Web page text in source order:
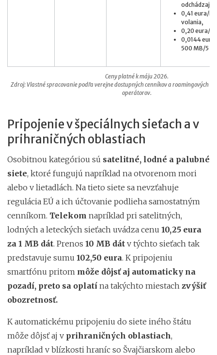
Ceny platné k máju 2026.
Zdroj: Vlastné spracovanie podľa verejne dostupných cenníkov a roamingových
operátorov.
0,41 eura/
volania,
0,20 eura/
0,0144 eur/
500 MB/5
Pripojenie v špeciálnych sieťach a v
prihraničných oblastiach
Osobitnou kategóriou sú satelitné, lodné a palubné
siete, ktoré fungujú napríklad na otvorenom mori
alebo v lietadlách. Na tieto siete sa nevzťahuje
regulácia EÚ a ich účtovanie podlieha samostatným
cenníkom. Telekom napríklad pri satelitných,
lodných a leteckých sieťach uvádza cenu 10,25 eura
za 1 MB dát. Prenos 10 MB dát v týchto sieťach tak
predstavuje sumu 102,50 eura. K pripojeniu
smartfónu pritom môže dôjsť aj automaticky na
pozadí, preto sa oplatí na takýchto miestach zvýšiť
obozretnosť.
K automatickému pripojeniu do siete iného štátu
môže dôjsť aj v prihraničných oblastiach,
napríklad v blízkosti hraníc so Švajčiarskom alebo